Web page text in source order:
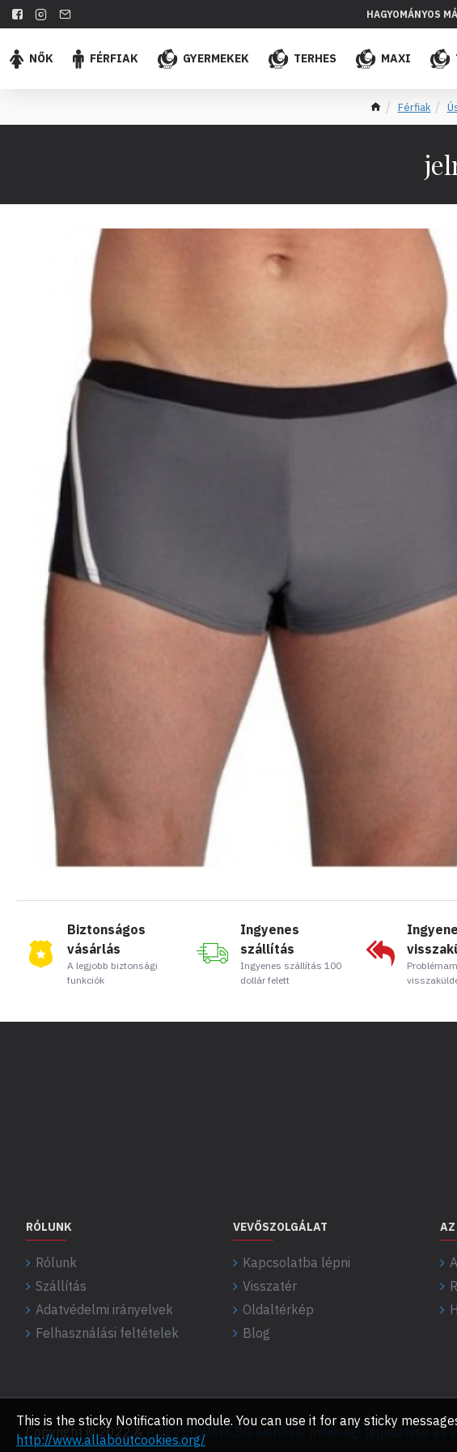
HAGYOMÁNYOS
NŐK FÉRFIAK GYERMEKEK TERHES MAXI
Férfiak
Biztonságos
vásárlás
A legjobb biztonsági
funkciók
Ingyenes
szállítás
Ingyenes szállítás 100
dollár felett
RÓLUNK
Rólunk
Szállítás
Adatvédelmi irányelvek
Felhasználási feltételek
VEVŐSZOLGÁLAT
Kapcsolatba lépni
Visszatér
Oldaltérkép
Blog
AZ
Copyright © 2022 & A SEVENWAYS.BG webhely minőségi fejlesztése és
This is the sticky Notification module. You can use it for any sticky
http://www.allaboutcookies.org/